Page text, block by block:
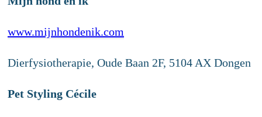
www.mijnhondenik.com
Dierfysiotherapie, Oude Baan 2F, 5104 AX Dongen
Pet Styling Cécile